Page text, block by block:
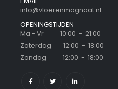
info@vloerenmagnaat.nl
OPENINGSTIJDEN
Ma - Vr 10:00 - 21:00
Zaterdag 12:00 - 18:00
Zondag 12:00 - 18:00